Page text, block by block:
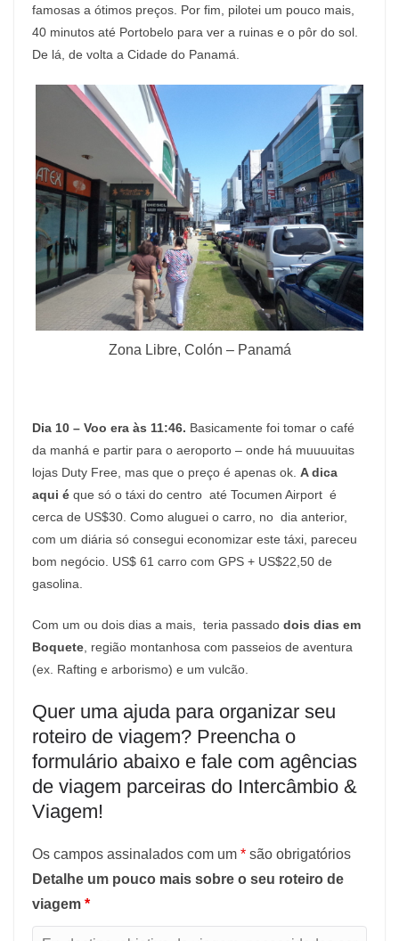
famosas a ótimos preços. Por fim, pilotei um pouco mais,
40 minutos até Portobelo para ver a ruinas e o pôr do sol.
De lá, de volta a Cidade do Panamá.
Zona Libre, Colón – Panamá
Dia 10 – Voo era às 11:46. Basicamente foi tomar o café
da manhá e partir para o aeroporto – onde há muuuuitas
lojas Duty Free, mas que o preço é apenas ok. A dica
aqui é que só o táxi do centro até Tocumen Airport é
cerca de US$30. Como aluguei o carro, no dia anterior,
com um diária só consegui economizar este táxi, pareceu
bom negócio. US$ 61 carro com GPS + US$22,50 de
gasolina.
Com um ou dois dias a mais, teria passado dois dias em
Boquete , região montanhosa com passeios de aventura
(ex. Rafting e arborismo) e um vulcão.
Quer uma ajuda para organizar seu
roteiro de viagem? Preencha o
formulário abaixo e fale com agências
de viagem parceiras do Intercâmbio &
Viagem!
Os campos assinalados com um * são obrigatórios
Detalhe um pouco mais sobre o seu roteiro de
viagem *